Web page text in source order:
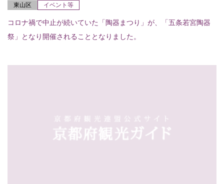
東山区 イベント等
コロナ禍で中止が続いていた「陶器まつり」が、「五条若宮陶器
祭」となり開催されることとなりました。